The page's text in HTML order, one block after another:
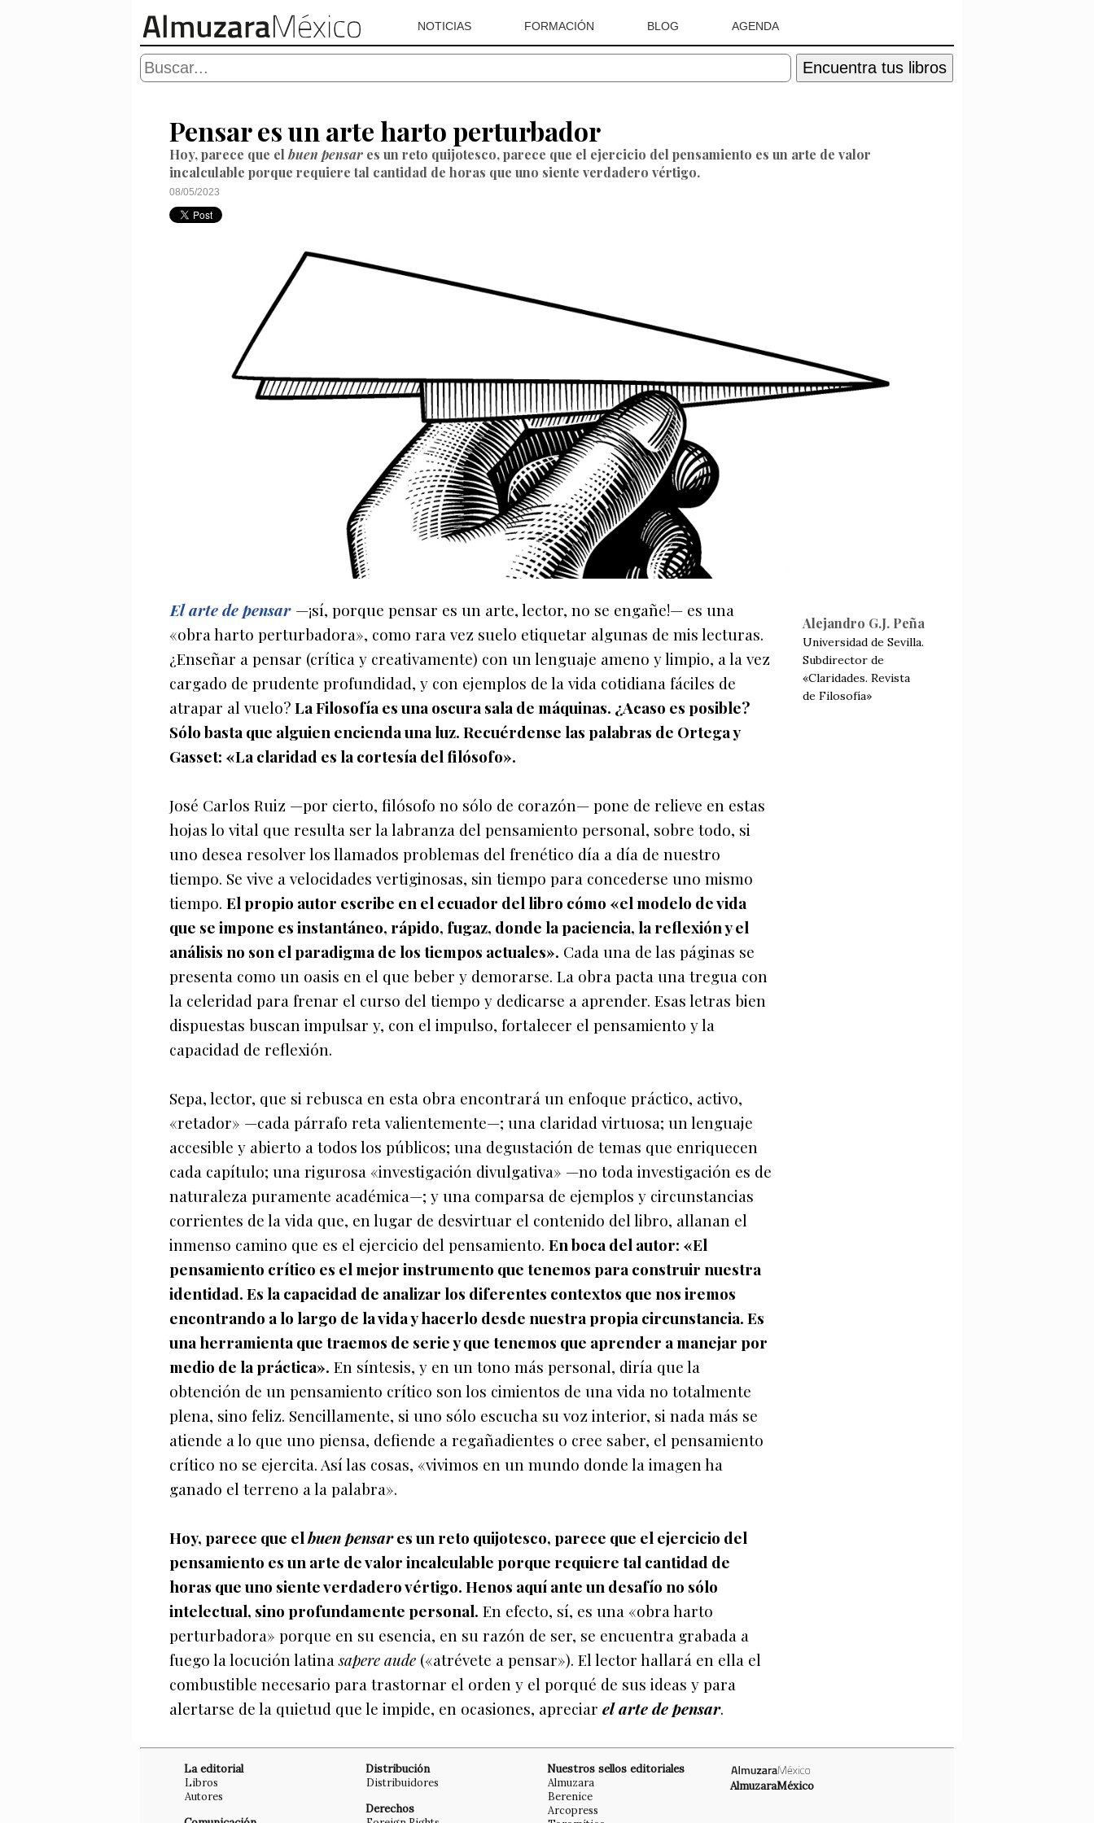
NOTICIAS FORMACIÓN BLOG AGENDA
Encuentra tus libros
Pensar es un arte harto perturbador
Hoy, parece que el buen pensar es un reto quijotesco, parece que el ejercicio del pensamiento es un arte de valor
incalculable porque requiere tal cantidad de horas que uno siente verdadero vértigo.
08/05/2023
El arte de pensar —¡sí, porque pensar es un arte, lector, no se engañe!— es una
«obra harto perturbadora», como rara vez suelo etiquetar algunas de mis lecturas.
¿Enseñar a pensar (crítica y creativamente) con un lenguaje ameno y limpio, a la vez
cargado de prudente profundidad, y con ejemplos de la vida cotidiana fáciles de
atrapar al vuelo?La Filosofía es una oscura sala de máquinas. ¿Acaso es posible?
Sólo basta que alguien encienda una luz. Recuérdense las palabras de Ortega y
Gasset: «La claridad es la cortesía del filósofo».
José Carlos Ruiz —por cierto, filósofo no sólo de corazón— pone de relieve en estas
hojas lo vital que resulta ser la labranza del pensamiento personal, sobre todo, si
uno desea resolver los llamados problemas del frenético día a día de nuestro
tiempo. Se vive a velocidades vertiginosas, sin tiempo para concederse uno mismo
tiempo. El propio autor escribe en el ecuador del libro cómo «el modelo de vida
que se impone es instantáneo, rápido, fugaz, donde la paciencia, la reflexión y el
análisis no son el paradigma de los tiempos actuales». Cada una de las páginas se
presenta como un oasis en el que beber y demorarse. La obra pacta una tregua con
la celeridad para frenar el curso del tiempo y dedicarse a aprender. Esas letras bien
dispuestas buscan impulsar y, con el impulso, fortalecer el pensamiento y la
capacidad de reflexión.
Sepa, lector, que si rebusca en esta obra encontrará un enfoque práctico, activo,
«retador» —cada párrafo reta valientemente—; una claridad virtuosa; un lenguaje
accesible y abierto a todos los públicos; una degustación de temas que enriquecen
cada capítulo; una rigurosa «investigación divulgativa» —no toda investigación es de
naturaleza puramente académica—; y una comparsa de ejemplos y circunstancias
corrientes de la vida que, en lugar de desvirtuar el contenido del libro, allanan el
inmenso camino que es el ejercicio del pensamiento. En boca del autor: «El
pensamiento crítico es el mejor instrumento que tenemos para construir nuestra
identidad. Es la capacidad de analizar los diferentes contextos que nos iremos
encontrando a lo largo de la vida y hacerlo desde nuestra propia circunstancia. Es
una herramienta que traemos de serie y que tenemos que aprender a manejar por
medio de la práctica». En síntesis, y en un tono más personal, diría que la
obtención de un pensamiento crítico son los cimientos de una vida no totalmente
plena, sino feliz. Sencillamente, si uno sólo escucha su voz interior, si nada más se
atiende a lo que uno piensa, defiende a regañadientes o cree saber, el pensamiento
crítico no se ejercita. Así las cosas, «vivimos en un mundo donde la imagen ha
ganado el terreno a la palabra».
Hoy, parece que elbuen pensares un reto quijotesco, parece que el ejercicio del
pensamiento es un arte de valor incalculable porque requiere tal cantidad de
horas que uno siente verdadero vértigo. Henos aquí ante un desafío no sólo
intelectual, sino profundamente personal. En efecto, sí, es una «obra harto
perturbadora» porque en su esencia, en su razón de ser, se encuentra grabada a
fuego la locución latinasapere aude («atrévete a pensar»). El lector hallará en ella el
combustible necesario para trastornar el orden y el porqué de sus ideas y para
alertarse de la quietud que le impide, en ocasiones, apreciar el arte de pensar.
Alejandro G.J. Peña
Universidad de Sevilla.
Subdirector de
«Claridades. Revista
de Filosofía»
La editorial
Libros
Autores
Distribución
Distribuidores
Derechos
Nuestros sellos editoriales
Almuzara
Berenice
Arcopress
AlmuzaraMéxico